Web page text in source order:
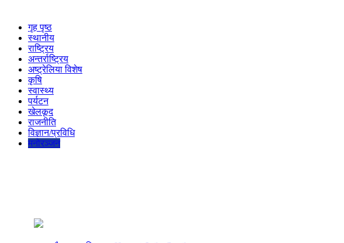
गृह पृष्ठ
स्थानीय
राष्ट्रिय
अन्तर्राष्ट्रिय
अष्ट्रेलिया विशेष
कृषि
स्वास्थ्य
पर्यटन
खेलकूद
राजनीति
विज्ञान/प्रविधि
मनोरञ्जन